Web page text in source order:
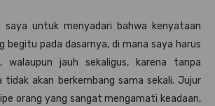
saya untuk menyadari bahwa kenyataan
begitu pada dasarnya, di mana saya harus
walaupun jauh sekaligus, karena tanpa
tidak akan berkembang sama sekali. Jujur
orang yang sangat mengamati keadaan,